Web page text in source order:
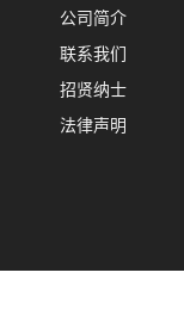
公司简介
联系我们
招贤纳士
法律声明